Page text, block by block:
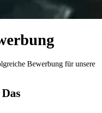
Bewerbung für unsere